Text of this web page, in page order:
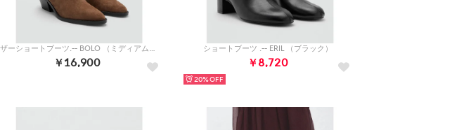
レザーショートブーツ.-- BOLO （ミディアムブラウン）
￥16,900
ショートブーツ .-- ERIL （ブラック）
￥8,720
20%